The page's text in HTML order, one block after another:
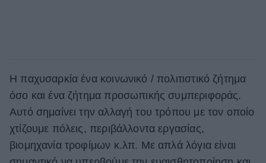
Η παχυσαρκία ένα κοινωνικό / πολιτιστικό ζήτημα
όσο και ένα ζήτημα προσωπικής συμπεριφοράς.
Αυτό σημαίνει την αλλαγή του τρόπου με τον οποίο
χτίζουμε πόλεις, περιβάλλοντα εργασίας,
βιομηχανία τροφίμων κ.λπ. Με απλά λόγια είναι